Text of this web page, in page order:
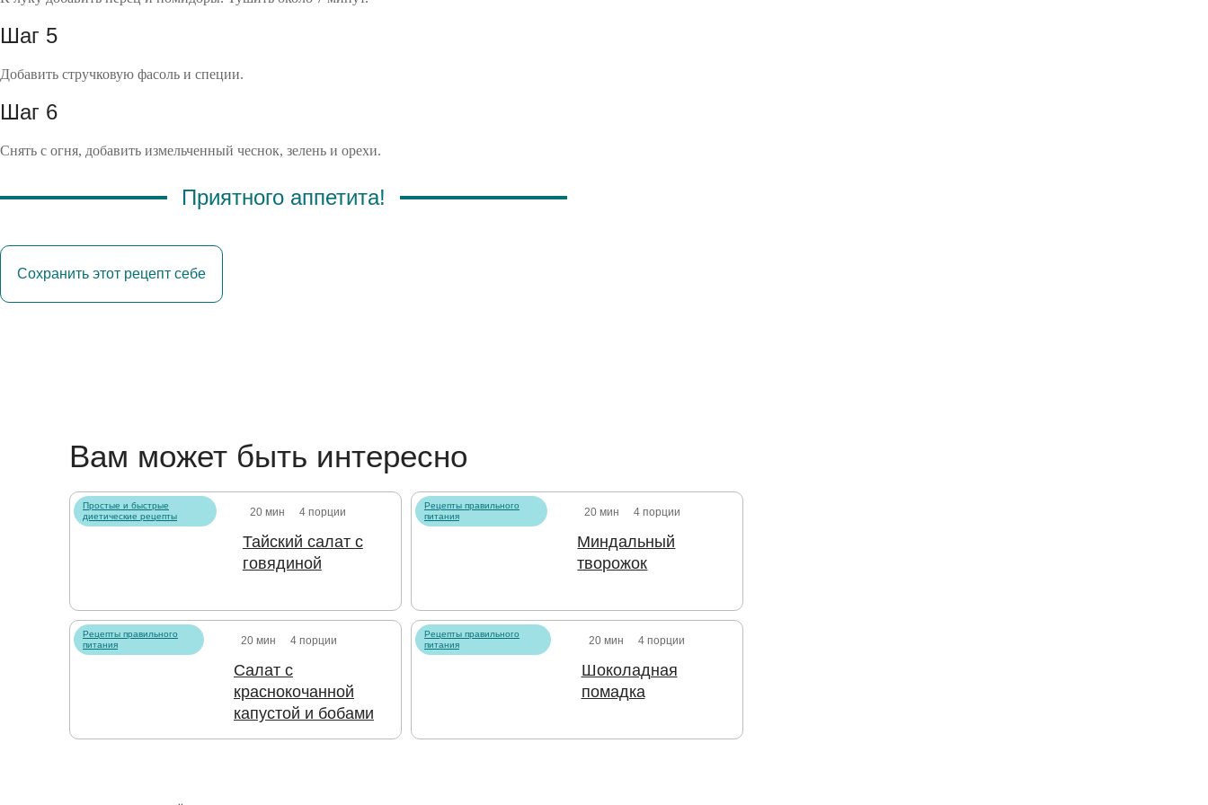
Шаг 5
Добавить стручковую фасоль и специи.
Шаг 6
Снять с огня, добавить измельченный чеснок, зелень и орехи.
Приятного аппетита!
Сохранить этот рецепт себе
Вам может быть интересно
Простые и быстрые
диетические рецепты
20 мин 4 порции
Тайский салат с
говядиной
Рецепты правильного
питания
20 мин 4 порции
Миндальный
творожок
Рецепты правильного
питания
20 мин 4 порции
Салат с
краснокочанной
капустой и бобами
Рецепты правильного
питания
20 мин 4 порции
Шоколадная
помадка